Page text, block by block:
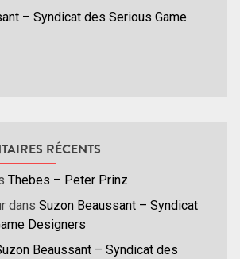
– Syndicat des Serious Game
RÉCENTS
Thebes – Peter Prinz
dans Suzon Beaussant – Syndicat
Designers
Beaussant – Syndicat des